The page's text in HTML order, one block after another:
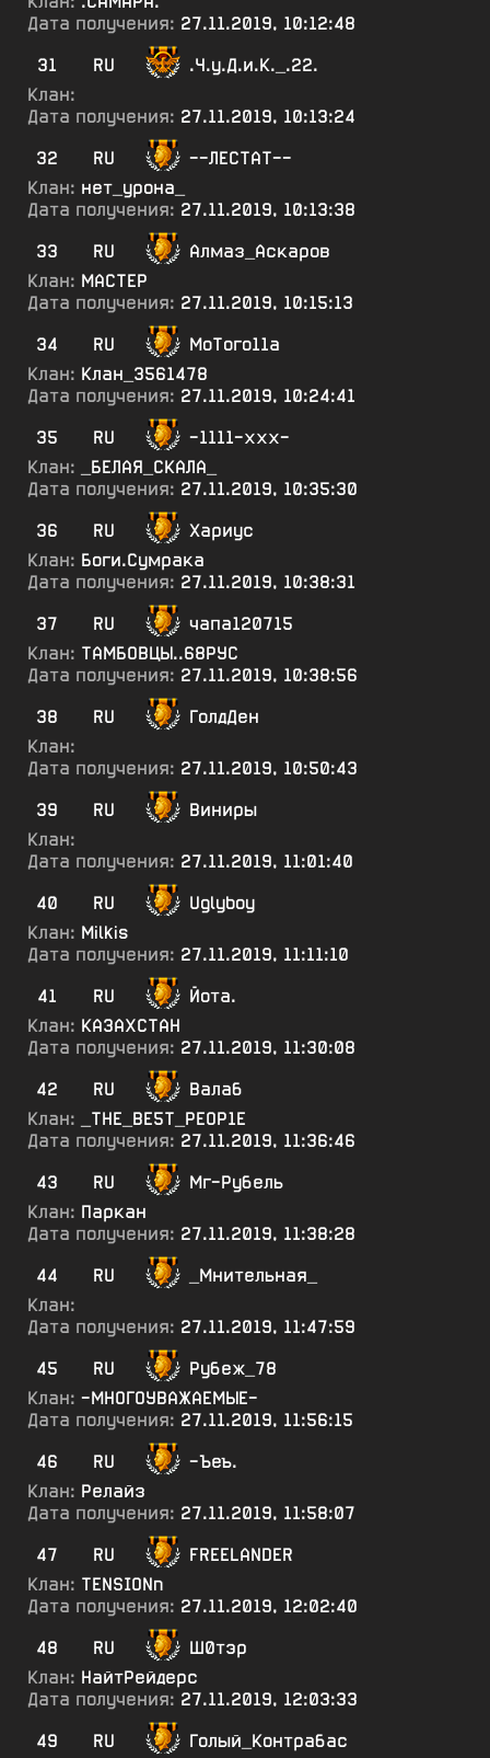
Дата получения: 27.11.2019, 10:12:48
31
RU
.Ч.у.Д.и.К._.22.
Клан:
Дата получения: 27.11.2019, 10:13:24
32
RU
--ЛЕСТАТ--
Клан: нет_урона_
Дата получения: 27.11.2019, 10:13:38
33
RU
Алмаз_Аскаров
Клан: МАСТЕР
Дата получения: 27.11.2019, 10:15:13
34
RU
МоТого11а
Клан: Клан_3561478
Дата получения: 27.11.2019, 10:24:41
35
RU
-1111-ххх-
Клан:
_БЕЛАЯ_СКАЛА_
Дата получения: 27.11.2019, 10:35:30
36
RU
Хариус
Клан: Боги.Сумрака
Дата получения: 27.11.2019, 10:38:31
37
RU
чапа120715
Клан: ТАМБОВЦЫ..68РУС
Дата получения: 27.11.2019, 10:38:56
38
RU
ГолдДен
Клан:
Дата получения: 27.11.2019, 10:50:43
39
RU
Виниры
Клан:
Дата получения: 27.11.2019, 11:01:40
40
RU
Uglyboy
Клан: Milkis
Дата получения: 27.11.2019, 11:11:10
41
RU
Йота.
Клан: KA3AXCTAH
Дата получения: 27.11.2019, 11:30:08
42
RU
Валаб
Клан:
_ТНЕ_ВЕ5Т_РЕОР1Е
Дата получения: 27.11.2019, 11:36:46
43
RU
Мг-Рубель
Клан: Паркан
Дата получения: 27.11.2019, 11:38:28
44
RU
_Мнительная_
Клан:
Дата получения: 27.11.2019, 11:47:59
45
RU
Рубеж_78
Клан: -МНОГОУВАЖАЕМЫЕ-
Дата получения: 27.11.2019, 11:56:15
46
RU
-Ъеъ.
Клан: Релайз
Дата получения: 27.11.2019, 11:58:07
47
RU
FREELANDER
Клан: TENSIONn
Дата получения: 27.11.2019, 12:02:40
48
RU
Ш0тэр
Клан: НайтРейдерс
Дата получения: 27.11.2019, 12:03:33
49
RU
Голый_Контрабас